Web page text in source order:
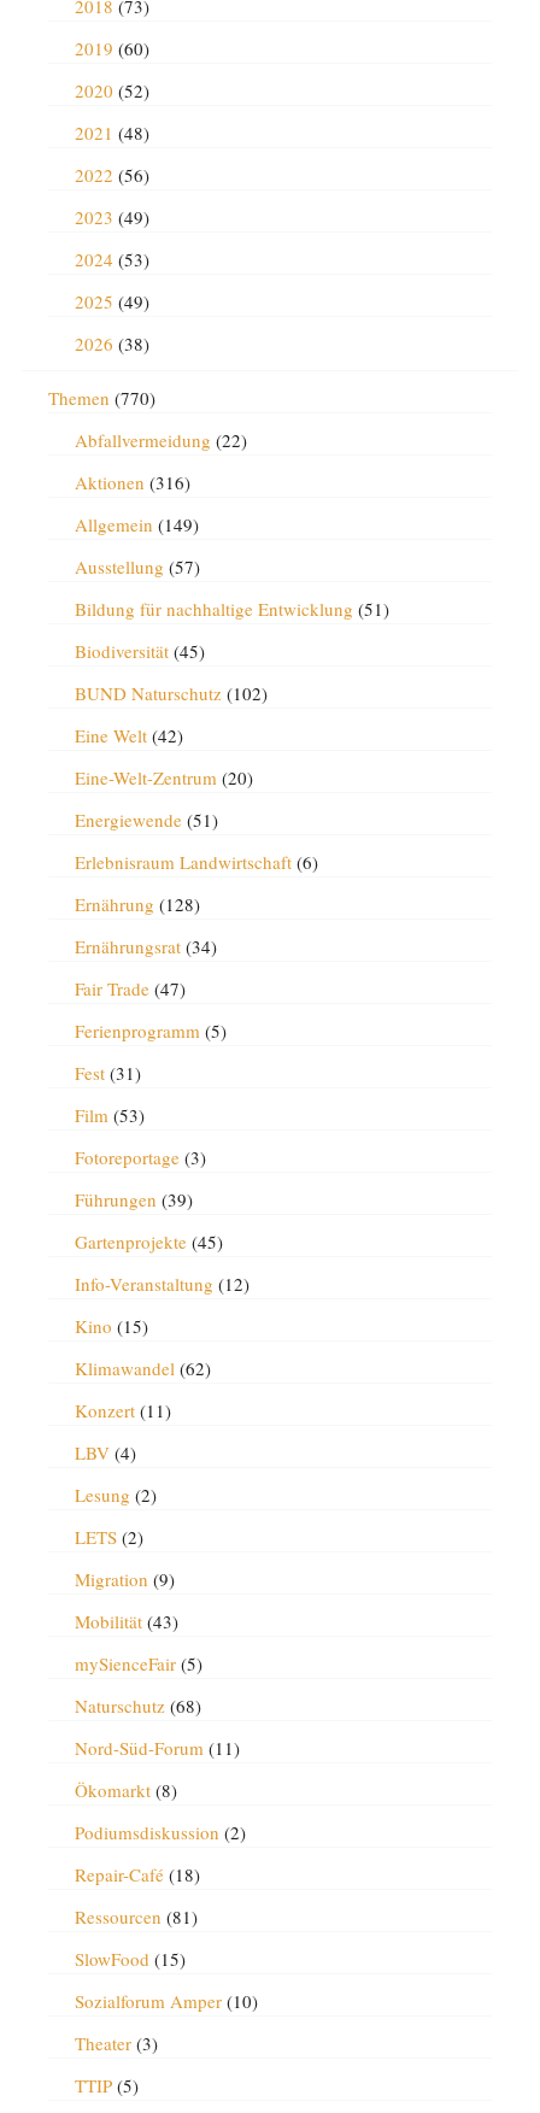
2018 (73)
2019 (60)
2020 (52)
2021 (48)
2022 (56)
2023 (49)
2024 (53)
2025 (49)
2026 (38)
Themen (770)
Abfallvermeidung (22)
Aktionen (316)
Allgemein (149)
Ausstellung (57)
Bildung für nachhaltige Entwicklung (51)
Biodiversität(45)
BUND Naturschutz(102)
Eine Welt(42)
Eine-Welt-Zentrum (20)
Energiewende(51)
Erlebnisraum Landwirtschaft(6)
Ernährung (128)
Ernährungsrat(34)
Fair Trade(47)
Ferienprogramm (5)
Fest(31)
Film (53)
Fotoreportage(3)
Führungen (39)
Gartenprojekte(45)
Info-Veranstaltung (12)
Kino (15)
Klimawandel (62)
Konzert(11)
LBV(4)
Lesung (2)
LETS(2)
Migration (9)
Mobilität(43)
mySienceFair(5)
Naturschutz(68)
Nord-Süd-Forum (11)
Ökomarkt(8)
Podiumsdiskussion (2)
Repair-Café(18)
Ressourcen (81)
SlowFood (15)
Sozialforum Amper(10)
Theater(3)
TTIP(5)